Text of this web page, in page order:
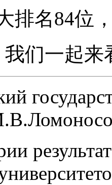
排名84位
们一起